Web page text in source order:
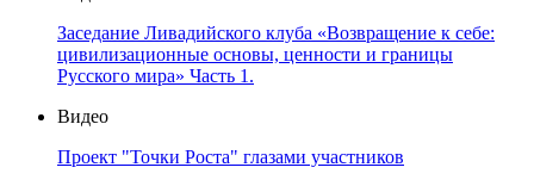
Заседание Ливадийского клуба «Возвращение к себе:
цивилизационные основы, ценности и границы
Русского мира» Часть 1.
Видео
Проект "Точки Роста" глазами участников